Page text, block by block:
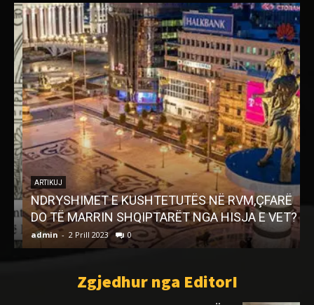
ARTIKUJ
NDRYSHIMET E KUSHTETUTËS NË RVM,ÇFARË
DO TË MARRIN SHQIPTARËT NGA HISJA E VET?
admin - 2 Prill 2023 0
Zgjedhur nga EditorI